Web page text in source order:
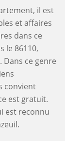
il est
et affaires
dans ce
le 86110,
ce genre
convient
est gratuit.
est reconnu